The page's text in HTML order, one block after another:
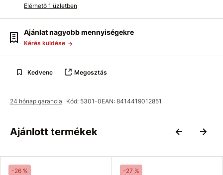
Elérhető 1 üzletben
Ajánlat nagyobb mennyiségekre
Kérés küldése
Kedvenc Megosztás
24 hónap garancia Kód: 5301-0EAN: 8414419012851
Ajánlott termékek
-26 %
-27 %